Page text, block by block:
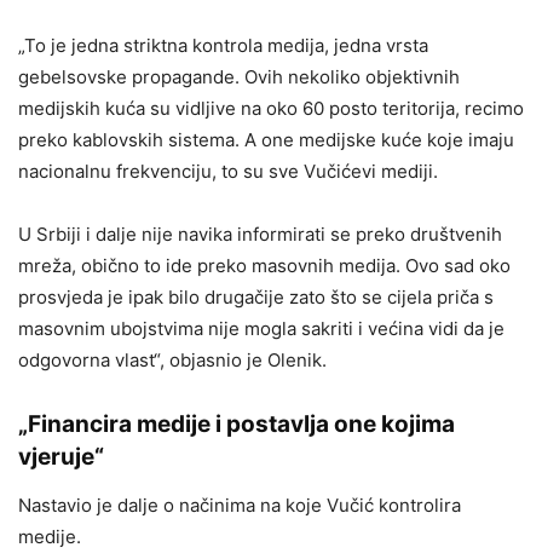
„To je jedna striktna kontrola medija, jedna vrsta
gebelsovske propagande. Ovih nekoliko objektivnih
medijskih kuća su vidljive na oko 60 posto teritorija, recimo
preko kablovskih sistema. A one medijske kuće koje imaju
nacionalnu frekvenciju, to su sve Vučićevi mediji.
U Srbiji i dalje nije navika informirati se preko društvenih
mreža, obično to ide preko masovnih medija. Ovo sad oko
prosvjeda je ipak bilo drugačije zato što se cijela priča s
masovnim ubojstvima nije mogla sakriti i većina vidi da je
odgovorna vlast“, objasnio je Olenik.
„Financira medije i postavlja one kojima
vjeruje“
Nastavio je dalje o načinima na koje Vučić kontrolira
medije.